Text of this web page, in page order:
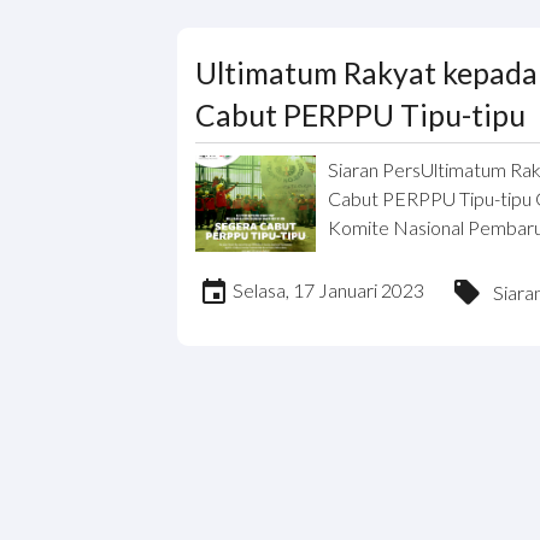
Ultimatum Rakyat
Cabut PERPPU Tipu-tipu
Siaran PersUltimatum
Cabut PERPPU Tipu-
Komite Nasional
Selasa, 17 Januari 2023